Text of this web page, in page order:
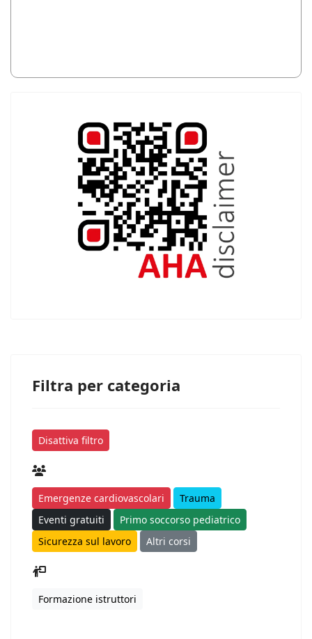
Filtra per categoria
Disattiva filtro
Emergenze cardiovascolari
Trauma
Eventi gratuiti
Primo soccorso pediatrico
Sicurezza sul lavoro
Altri corsi
Formazione istruttori